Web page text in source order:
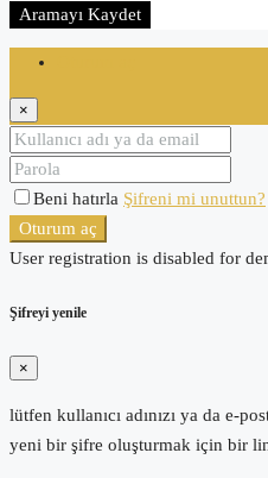
Aramayı Kaydet
×
Beni hatırla Şifreni mi unuttun?
Oturum aç
User registration is disabled for
Şifreyi yenile
×
lütfen kullanıcı adınızı ya da e-
yeni bir şifre oluşturmak için bir